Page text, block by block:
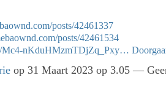
posts/42461337
posts/42461534
Mc4-nKduHMzmTDjZq_Pxy…
op 31 Maart 2023 op 3.05 —